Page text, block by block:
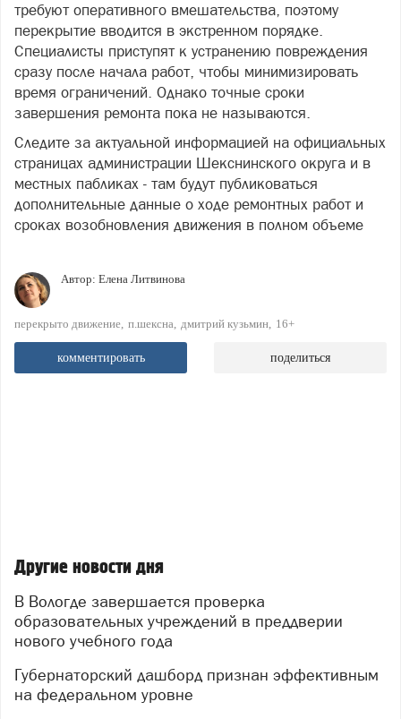
требуют оперативного вмешательства, поэтому
перекрытие вводится в экстренном порядке.
Специалисты приступят к устранению повреждения
сразу после начала работ, чтобы минимизировать
время ограничений. Однако точные сроки
завершения ремонта пока не называются.
Следите за актуальной информацией на официальных
страницах администрации Шекснинского округа и в
местных пабликах - там будут публиковаться
дополнительные данные о ходе ремонтных работ и
сроках возобновления движения в полном объеме
Автор: Елена Литвинова
перекрыто движение п.шексна дмитрий кузьмин 16+
комментировать поделиться
Другие новости дня
В Вологде завершается проверка
образовательных учреждений в преддверии
нового учебного года
Губернаторский дашборд признан эффективным
на федеральном уровне